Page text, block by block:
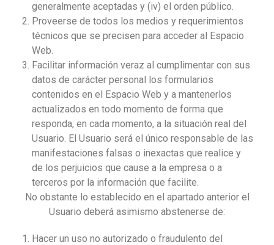
generalmente aceptadas y (iv) el orden público.
Proveerse de todos los medios y requerimientos
técnicos que se precisen para acceder al Espacio
Web.
Facilitar información veraz al cumplimentar con sus
datos de carácter personal los formularios
contenidos en el Espacio Web y a mantenerlos
actualizados en todo momento de forma que
responda, en cada momento, a la situación real del
Usuario. El Usuario será el único responsable de las
manifestaciones falsas o inexactas que realice y
de los perjuicios que cause a la empresa o a
terceros por la información que facilite.
No obstante lo establecido en el apartado anterior el
Usuario deberá asimismo abstenerse de:
Hacer un uso no autorizado o fraudulento del